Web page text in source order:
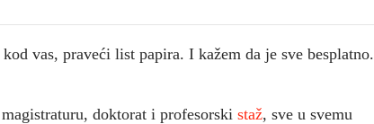
vas, praveći list papira. I kažem da je sve besplatno.
doktorat i profesorski staž, sve u svemu